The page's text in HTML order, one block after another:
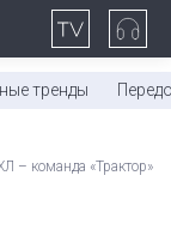
тренды
– команда «Трактор»